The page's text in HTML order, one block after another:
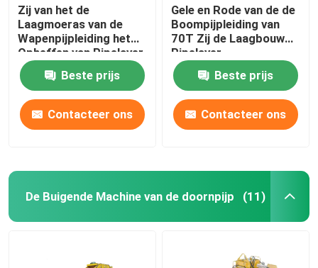
Zij van het de
Laagmoeras van de
Wapenpijpleiding het
Opheffen van Pipelayer
44000lb Hydraulisch
GewichtBeste prijs
Contacteer ons
Gele en Rode van de de
Boompijpleiding van
70T Zij de Laagbouw
Pipelayer
Beste prijs
Contacteer ons
De Buigende Machine van de doornpijp (11)